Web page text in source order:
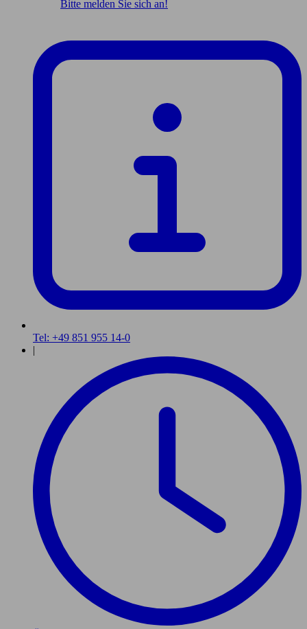
Bitte melden Sie sich an!
Tel: +49 851 955 14-0
|